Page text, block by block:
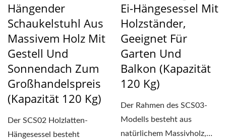
Hängender
Schaukelstuhl Aus
Massivem Holz Mit
Gestell Und
Sonnendach Zum
Großhandelspreis
(Kapazität 120 Kg)
Der SCS02 Holzlatten-
Hängesessel besteht
Ei-Hängesessel Mit
Holzständer,
Geeignet Für
Garten Und
Balkon (Kapazität
120 Kg)
Der Rahmen des SCS03-
Modells besteht aus
natürlichem Massivholz,